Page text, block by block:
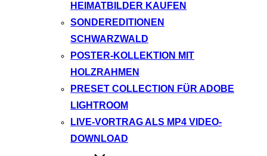
HEIMATBILDER KAUFEN
SONDEREDITIONEN
SCHWARZWALD
POSTER-KOLLEKTION MIT
HOLZRAHMEN
PRESET COLLECTION FÜR ADOBE
LIGHTROOM
LIVE-VORTRAG ALS MP4 VIDEO-
DOWNLOAD